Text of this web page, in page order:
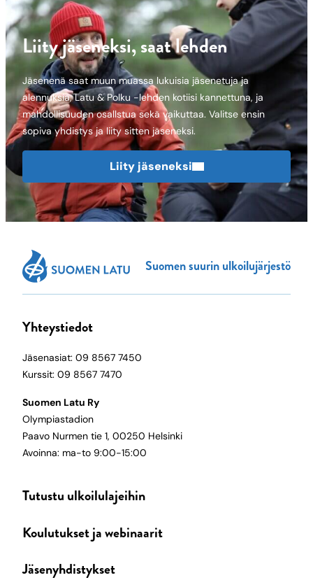
Liity jäseneksi, saat lehden
Jäsenenä saat muun muassa lukuisia jäsenetuja ja
alennuksia, Latu & Polku -lehden kotiisi kannettuna, ja
mahdollisuuden osallstua sekä vaikuttaa. Valitse ensin
sopiva yhdistys ja liity sitten jäseneksi.
Liity jäseneksi
Suomen suurin ulkoilujärjestö
Yhteystiedot
Jäsenasiat: 09 8567 7450
Kurssit: 09 8567 7470
Suomen Latu Ry
Olympiastadion
Paavo Nurmen tie 1, 00250 Helsinki
Avoinna: ma-to 9:00-15:00
Tutustu ulkoilulajeihin
Koulutukset ja webinaarit
Jäsenyhdistykset